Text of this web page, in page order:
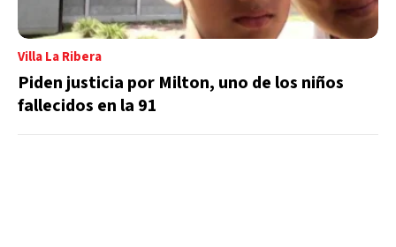
Villa La Ribera
Piden justicia por Milton, uno de los niños
fallecidos en la 91